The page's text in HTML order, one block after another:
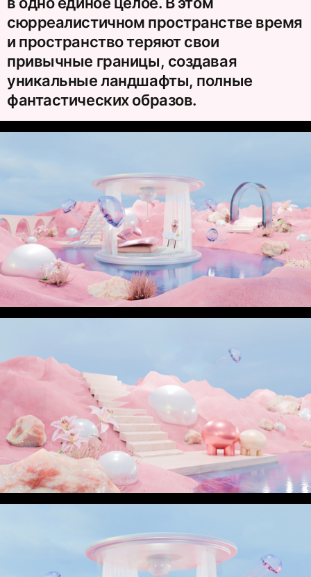
сюрреалистичном пространстве время
и пространство теряют свои
привычные границы, создавая
уникальные ландшафты, полные
фантастических образов.